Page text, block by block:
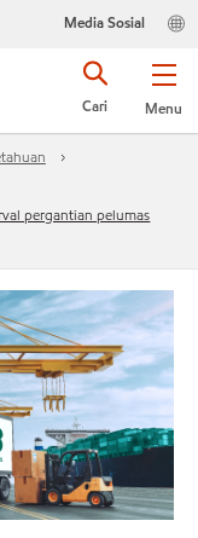
Media Sosial
Menu
Cari
pergantian pelumas